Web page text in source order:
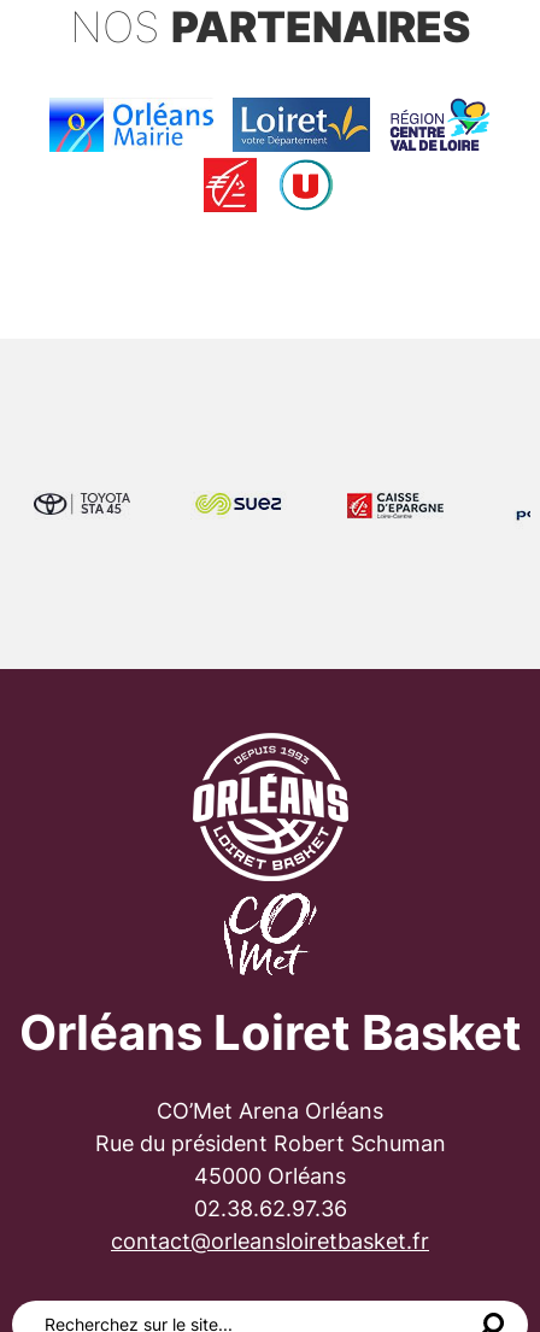
NOS PARTENAIRES
Orléans Loiret Basket
CO’Met Arena Orléans
Rue du président Robert Schuman
45000 Orléans
02.38.62.97.36
contact@orleansloiretbasket.fr